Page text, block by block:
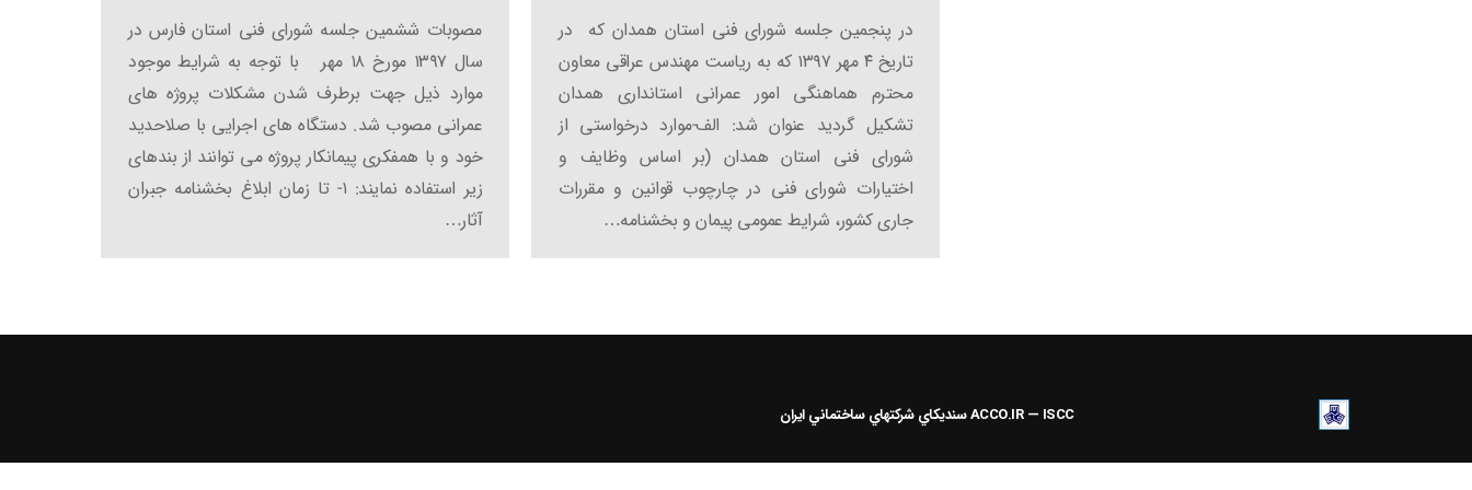
مصوبات ششمین جلسه شورای فنی استان فارس در
سال ۱۳۹۷ مورخ ۱۸ مهر با توجه به شرایط موجود
موارد ذیل جهت برطرف شدن مشکلات پروژه های
عمرانی مصوب شد. دستگاه های اجرایی با صلاحدید
خود و با همفکری پیمانکار پروژه می توانند از بندهای
زیر استفاده نمایند: ۱- تا زمان ابلاغ بخشنامه جبران
آثار…
در پنجمین جلسه شورای فنی استان همدان که در
تاریخ ۴ مهر ۱۳۹۷ که به ریاست مهندس عراقی معاون
محترم هماهنگی امور عمرانی استانداری همدان
تشکیل گردید عنوان شد: الف-موارد درخواستی از
شورای فنی استان همدان (بر اساس وظایف و
اختیارات شورای فنی در چارچوب قوانین و مقررات
جاری کشور، شرایط عمومی پیمان و بخشنامه…
ACCO.IR — ISCC سنديکاي شرکتهاي ساختماني ايران